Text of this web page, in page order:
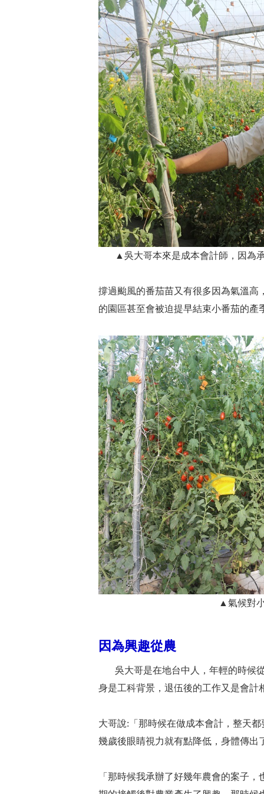
▲吳大哥本來是成本會計師，因為
撐過颱風的番茄苗又有很多因為氣溫
的園區甚至會被迫提早結束小番茄的
▲氣候對
因為興趣從農
吳大哥是在地台中人，年輕的時候
身是工科背景，退伍後的工作又是會計
大哥說:「那時候在做成本會計，整天
幾歲後眼睛視力就有點降低，身體傳
「那時候我承辦了好幾年農會的案子